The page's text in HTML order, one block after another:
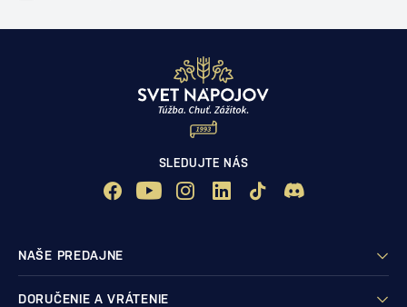
SLEDUJTE NÁS
NAŠE PREDAJNE
DORUČENIE A VRÁTENIE